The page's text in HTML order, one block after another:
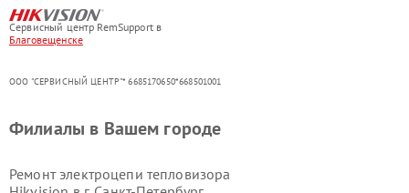
Сервисный центр RemSupport в
Благовещенске
ООО "СЕРВИСНЫЙ ЦЕНТР"* 6685170650*668501001
Филиалы в Вашем городе
Ремонт электроцепи тепловизора